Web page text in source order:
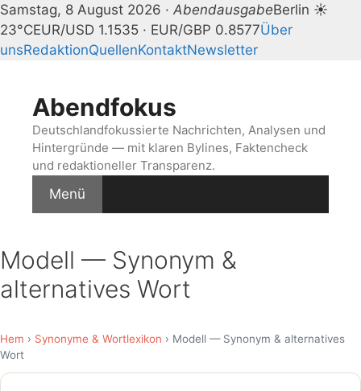
Samstag, 8 August 2026 · AbendausgabeBerlin ☀
23°CEUR/USD 1.1535 · EUR/GBP 0.8577Über
unsRedaktionQuellenKontaktNewsletter
springenAbendfokus
Deutschlandfokussierte Nachrichten, Analysen und
Hintergründe — mit klaren Bylines, Faktencheck
und redaktioneller Transparenz.
Menü
Modell — Synonym &
alternatives Wort
Hem › Synonyme & Wortlexikon › Modell — Synonym & alternatives
Wort